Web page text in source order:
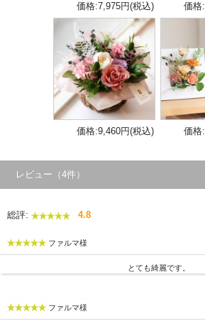
価格:7,975円(税込) 価格
価格:9,460円(税込) 価格
レビュー（4件）
総評: 4.8
ファルマ様
とても綺麗です。
ファルマ様